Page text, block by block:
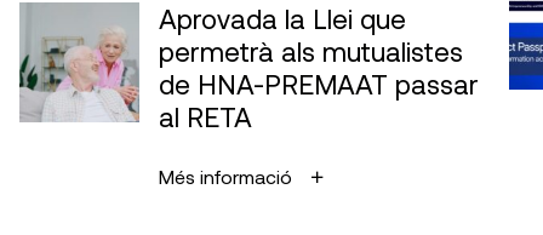
Aprovada la Llei que
permetrà als mutualistes
de HNA-PREMAAT passar
al RETA
Més informació